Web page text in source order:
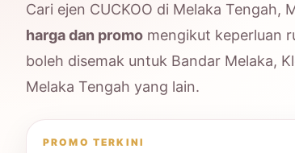
Cari ejen CUCKOO di Melaka Tengah,
harga dan promo mengikut keperluan
boleh disemak untuk Bandar Melaka,
Melaka Tengah yang lain.
PROMO TERKINI